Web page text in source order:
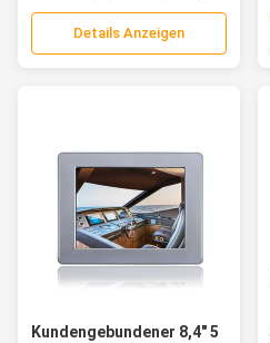
Details Anzeigen
Kundengebundener 8,4" 5